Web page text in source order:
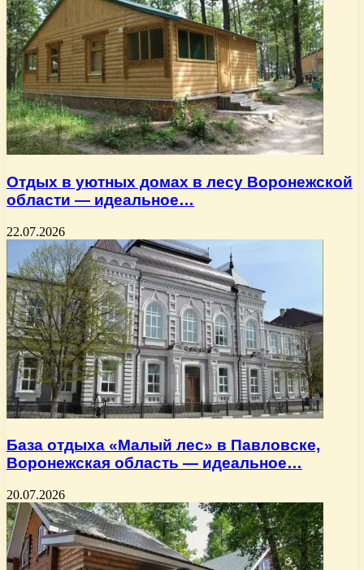
Отдых в уютных домах в лесу Воронежской
области — идеальное…
22.07.2026
База отдыха «Малый лес» в Павловске,
Воронежская область — идеальное…
20.07.2026